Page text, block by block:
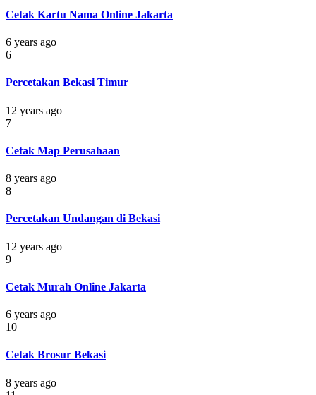
Cetak Kartu Nama Online Jakarta
6 years ago
6
Percetakan Bekasi Timur
12 years ago
7
Cetak Map Perusahaan
8 years ago
8
Percetakan Undangan di Bekasi
12 years ago
9
Cetak Murah Online Jakarta
6 years ago
10
Cetak Brosur Bekasi
8 years ago